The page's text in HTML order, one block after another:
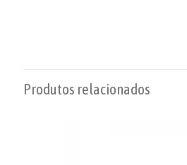
Produtos relacionados